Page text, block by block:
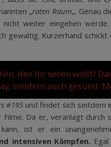
„roten Raum„. Genau
weiter eingehen
gewaltig. Kurzerhand schickt
den Ihr sehen wollt?
sondern auch gesund.
#195 und findet sich seitdem
Da er, veranlagt durch
ist er ein
intensiven Kämpfen.